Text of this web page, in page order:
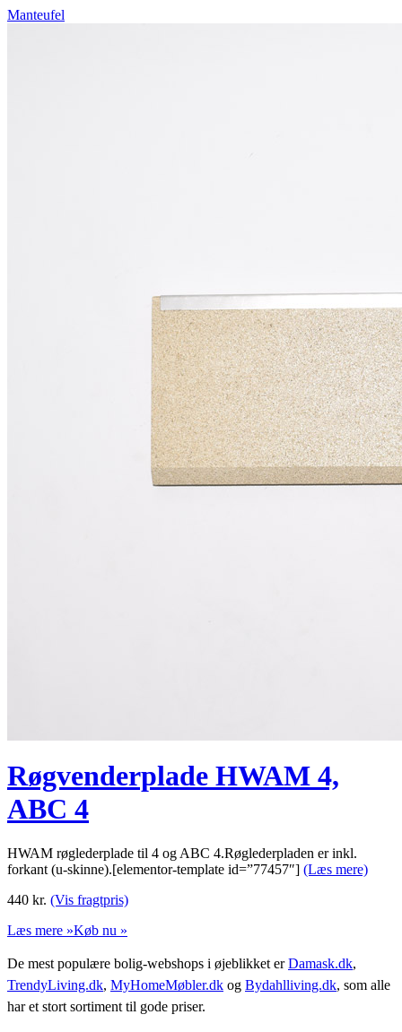
Manteufel
Røgvenderplade HWAM 4,
ABC 4
HWAM røglederplade til 4 og ABC 4.Røglederpladen er inkl.
forkant (u-skinne).[elementor-template id=”77457″] (Læs mere)
440 kr. (Vis fragtpris)
Læs mere »Køb nu »
De mest populære bolig-webshops i øjeblikket erDamask.dk,
TrendyLiving.dk, MyHomeMøbler.dk og Bydahlliving.dk, som alle
har et stort sortiment til gode priser.